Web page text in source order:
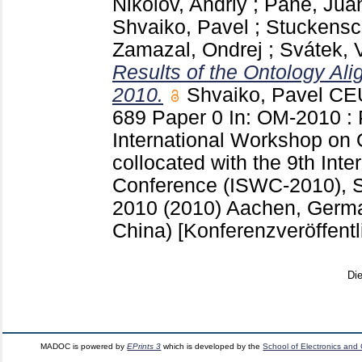
Nikolov, Andriy ; Pane,
Shvaiko, Pavel ;
Zamazal, Ondrej ; Svátek,
Results of the Ontology
2010.
Shvaiko, Pavel
689 Paper 0 In: OM-2010 :
International Workshop on
collocated with the 9th
Conference (ISWC-2010),
2010 (2010) Aachen,
China)
MADOC is powered byEPrints 3 which is developed by theSchool of Electronics and